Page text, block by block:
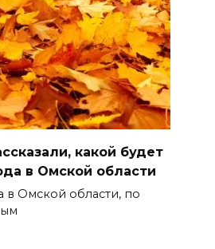
какой будет
в Омской области
в Омской области, по